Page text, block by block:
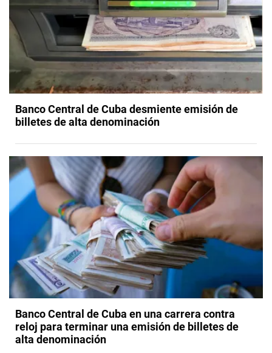
Banco Central de Cuba desmiente emisión de
billetes de alta denominación
Banco Central de Cuba en una carrera contra
reloj para terminar una emisión de billetes de
alta denominación